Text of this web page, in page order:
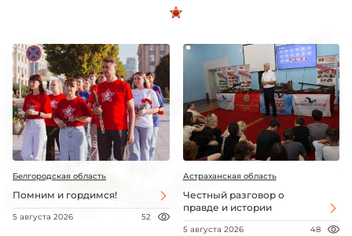
Белгородская область
Помним и гордимся!
5 августа 2026 52
Астраханская область
Честный разговор о
правде и истории
5 августа 2026 48